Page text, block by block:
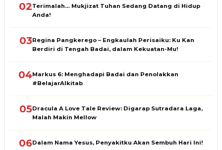
02Terimalah… Mukjizat Tuhan Sedang Datang di Hidup
Anda!
03Regina Pangkerego – Engkaulah Perisaiku: Ku Kan
Berdiri di Tengah Badai, dalam Kekuatan-Mu!
04Markus 6: Menghadapi Badai dan Penolakkan
#BelajarAlkitab
05Dracula A Love Tale Review: Digarap Sutradara Laga,
Malah Makin Mellow
06Dalam Nama Yesus, Penyakitku Akan Sembuh Hari Ini!